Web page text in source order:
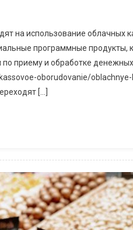
на использование облачных
программные продукты,
приему и обработке
oborudovanie/
[…]